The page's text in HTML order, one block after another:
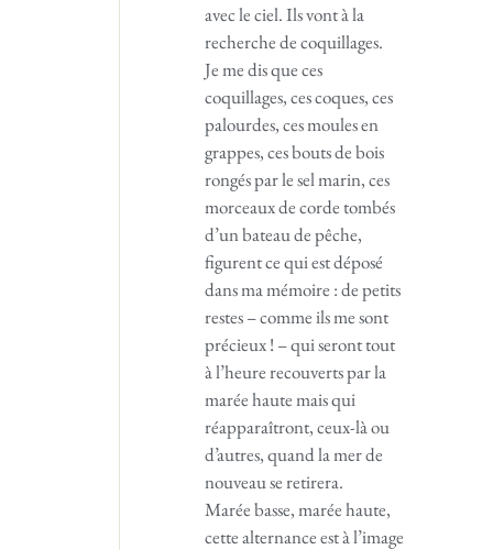
avec le ciel. Ils vont à la
recherche de coquillages.
Je me dis que ces
coquillages, ces coques, ces
palourdes, ces moules en
grappes, ces bouts de bois
rongés par le sel marin, ces
morceaux de corde tombés
d’un bateau de pêche,
figurent ce qui est déposé
dans ma mémoire : de petits
restes – comme ils me sont
précieux ! – qui seront tout
à l’heure recouverts par la
marée haute mais qui
réapparaîtront, ceux-là ou
d’autres, quand la mer de
nouveau se retirera.
Marée basse, marée haute,
cette alternance est à l’image